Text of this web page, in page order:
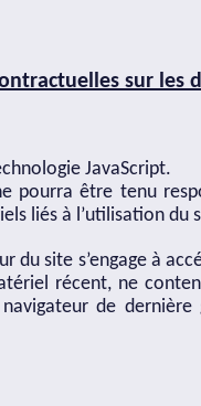
sur les
JavaScript.
pourra être tenu
liés à l’utilisation du
du site s’engage à
récent, ne
de dernière